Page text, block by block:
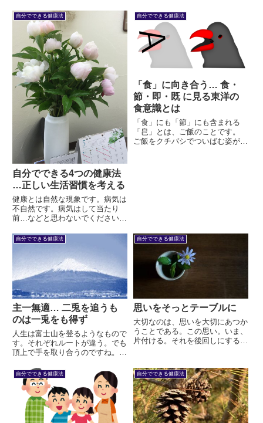
た文化の中で生まれました。土を
耕し育て食す。古代中国人にとっ
て、これは癒やしの根幹にある常
識だったのかもしれません。
自分でできる健康法
自分でできる4つの健康法
…正しい生活習慣を考える
健康とは自然な現象です。病気は
不自然です。病気はして当たり
前…などと思わないでください。
慣が健康をつくり、また病気も作
ります。夜更かしが続けば体調を
壊すでしょうし、そうでなければ
何も起こらないでしょう。では、
正...
自分でできる健康法
「食」に向き合う… 食・
節・即・既 に見る東洋の
食意識とは
「食」にも「節」にも含まれる
「皀」とは、ご飯のことです。
ご飯をクチバシでついばむ姿が
自分でできる健康法
主一無適… 二兎を追うも
のは一兎をも得ず
人生は富士山を登るようなもので
す。それぞれルートが違う。でも
頂上で手を取り合うのですね。し
います。さまざまな情報が飛び交
い、ルートに迷ってしまいます
が、頂上の絶景を見るにはどうす
れば良いのでしょうか。
自分でできる健康法
思いをそっとテーブルに
大切なのは、思いを大切にあつか
うことである。この思い。いま、
片付ける。それを後回しにする
る。重くなってから、テーブルの
上に乗せると…
自分でできる健康法 自分でできる健康法